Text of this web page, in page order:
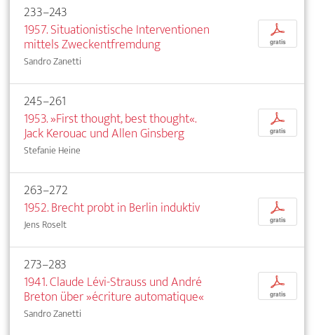
233–243
1957. Situationistische Interventionen
mittels Zweckentfremdung
Sandro Zanetti
p
gratis
245–261
1953. »First thought, best thought«.
Jack Kerouac und Allen Ginsberg
Stefanie Heine
p
gratis
263–272
1952. Brecht probt in Berlin induktiv
Jens Roselt
p
gratis
273–283
1941. Claude Lévi-Strauss und André
Breton über »écriture automatique«
Sandro Zanetti
p
gratis